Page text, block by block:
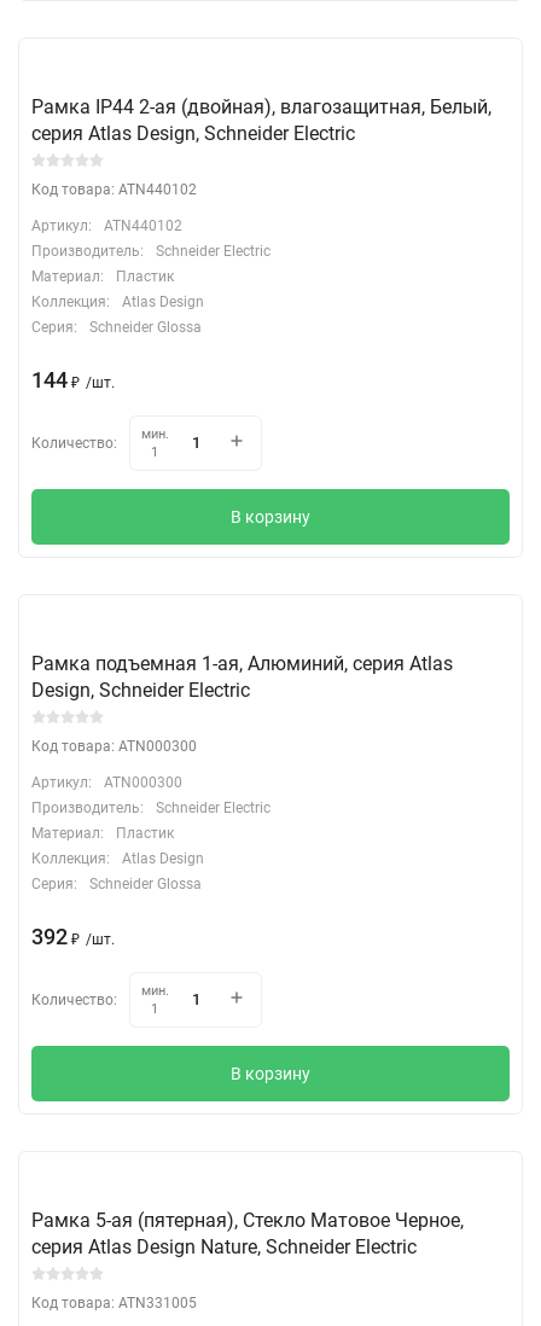
Рамка IP44 2-ая (двойная), влагозащитная, Белый,
серия Atlas Design, Schneider Electric
Код товара: ATN440102
Артикул:
ATN440102
Производитель:
Schneider Electric
Материал:
Пластик
Коллекция:
Atlas Design
Серия:
Schneider Glossa
144 ₽ /шт.
Количество:
мин.
1
В корзину
Рамка подъемная 1-ая, Алюминий, серия Atlas
Design, Schneider Electric
Код товара: ATN000300
Артикул:
ATN000300
Производитель:
Schneider Electric
Материал:
Пластик
Коллекция:
Atlas Design
Серия:
Schneider Glossa
392 ₽ /шт.
Количество:
мин.
1
В корзину
Рамка 5-ая (пятерная), Стекло Матовое Черное,
серия Atlas Design Nature, Schneider Electric
Код товара: ATN331005